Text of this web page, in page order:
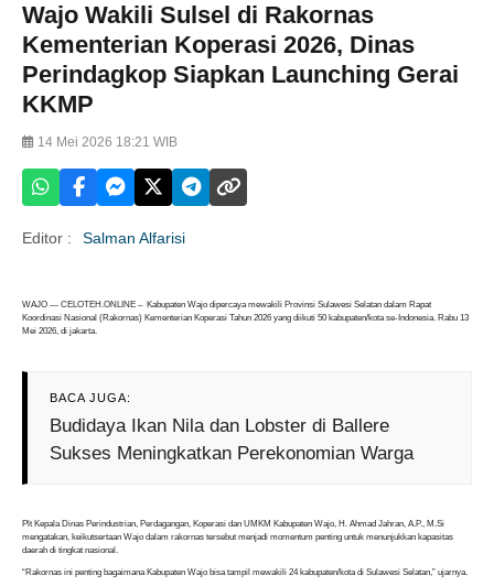
Wajo Wakili Sulsel di Rakornas
Kementerian Koperasi 2026, Dinas
Perindagkop Siapkan Launching Gerai
KKMP
14 Mei 2026 18:21 WIB
Editor : Salman Alfarisi
WAJO — CELOTEH.ONLINE – Kabupaten Wajo dipercaya mewakili Provinsi Sulawesi Selatan dalam Rapat
Koordinasi Nasional (Rakornas) Kementerian Koperasi Tahun 2026 yang diikuti 50 kabupaten/kota se-Indonesia. Rabu 13
Mei 2026, di jakarta.
BACA JUGA:
Budidaya Ikan Nila dan Lobster di Ballere
Sukses Meningkatkan Perekonomian Warga
Plt Kepala Dinas Perindustrian, Perdagangan, Koperasi dan UMKM Kabupaten Wajo, H. Ahmad Jahran, A.P., M.Si
mengatakan, keikutsertaan Wajo dalam rakornas tersebut menjadi momentum penting untuk menunjukkan kapasitas
daerah di tingkat nasional.
“Rakornas ini penting bagaimana Kabupaten Wajo bisa tampil mewakili 24 kabupaten/kota di Sulawesi Selatan,” ujarnya.